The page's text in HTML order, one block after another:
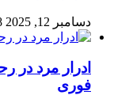
دسامبر 12, 2025
ادرار مرد
فوری